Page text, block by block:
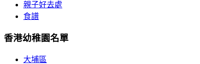
親子好去處
食譜
香港幼稚園名單
大埔區